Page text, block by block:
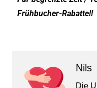
Frühbucher-Rabatte!!
Nils
Die